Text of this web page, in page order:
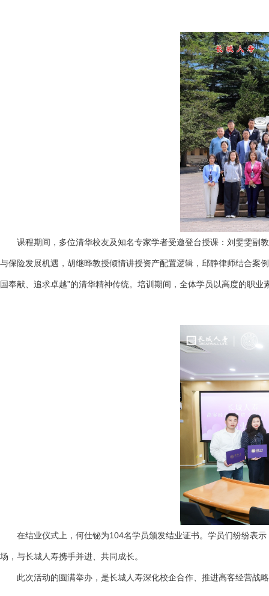
课程期间，多位清华校友及知名专家学者受邀登台授课：刘雯雯副
与保险发展机遇，胡继晔教授倾情讲授资产配置逻辑，邱静律师结合案
国奉献、追求卓越”的清华精神传统。培训期间，全体学员以高度的职
在结业仪式上，何仕铋为104名学员颁发结业证书。学员们纷纷表示
场，与长城人寿携手并进、共同成长。
此次活动的圆满举办，是长城人寿深化校企合作、推进高客经营战